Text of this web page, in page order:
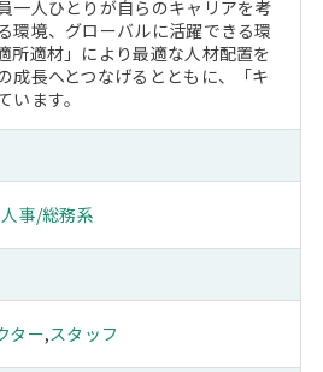
一人ひとりが自らのキャリアを考
環境、グローバルに活躍できる環
所適材」により最適な人材配置を
成長へとつなげるとともに、「キ
ます。
人事/総務系
ター,スタッフ